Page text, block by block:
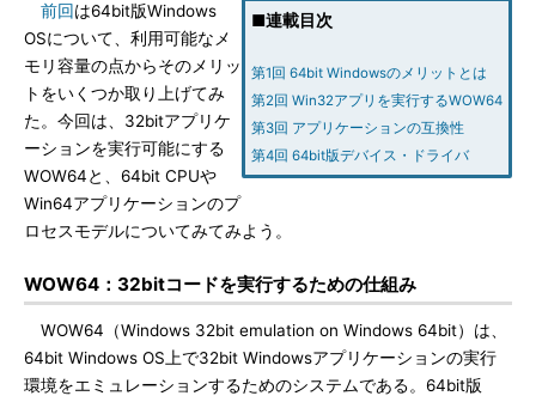
■連載目次
第1回 64bit Windowsのメリットとは
第2回 Win32アプリを実行するWOW64
第3回 アプリケーションの互換性
第4回 64bit版デバイス・ドライバ
前回は64bit版Windows
OSについて、利用可能なメ
モリ容量の点からそのメリッ
トをいくつか取り上げてみ
た。今回は、32bitアプリケ
ーションを実行可能にする
WOW64と、64bit CPUや
Win64アプリケーションのプ
ロセスモデルについてみてみよう。
WOW64：32bitコードを実行するための仕組み
WOW64（Windows 32bit emulation on Windows 64bit）は、
64bit Windows OS上で32bit Windowsアプリケーションの実行
環境をエミュレーションするためのシステムである。64bit版